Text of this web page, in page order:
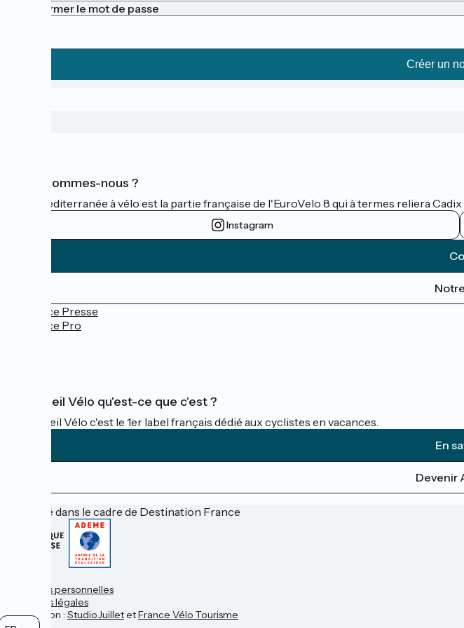
Confirmer le mot de passe
Qui sommes-nous ?
La Méditerranée à vélo est la partie française de l'EuroVelo 8 qui à termes reliera
Instagram
Espace Presse
Espace Pro
Accueil Vélo qu'est-ce que c'est ?
Accueil Vélo c'est le 1er label français dédié aux cyclistes en vacances.
En
Devenir
Financé dans le cadre de Destination France
Données personnelles
Mentions légales
Réalisation : StudioJuilletetFrance Vélo Tourisme